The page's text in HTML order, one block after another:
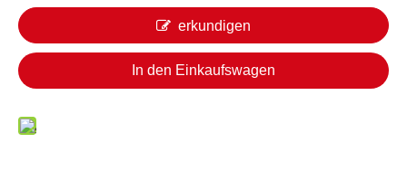
erkundigen
In den Einkaufswagen